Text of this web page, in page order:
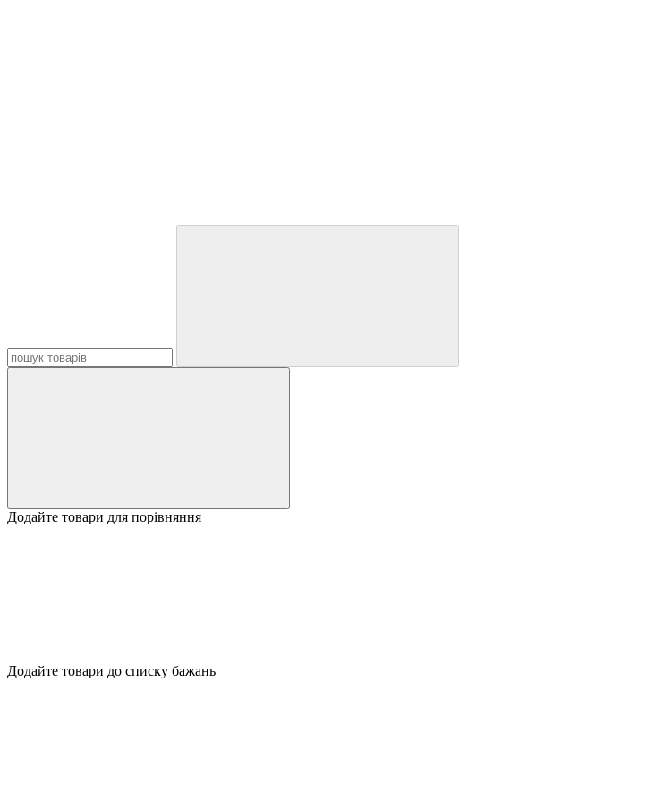
Додайте товари для порівняння
Додайте товари до списку бажань